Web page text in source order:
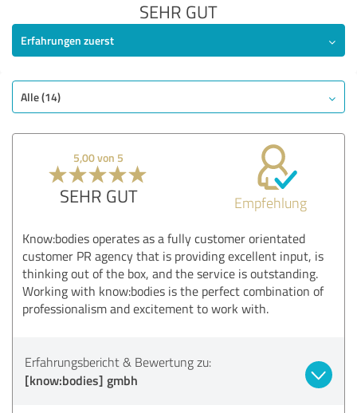
SEHR GUT
Erfahrungen zuerst
Alle (14)
5,00 von 5
SEHR GUT Empfehlung
Know:bodies operates as a fully customer orientated
customer PR agency that is providing excellent input, is
thinking out of the box, and the service is outstanding.
Working with know:bodies is the perfect combination of
professionalism and excitement to work with.
Erfahrungsbericht & Bewertung zu:
[know:bodies] gmbh